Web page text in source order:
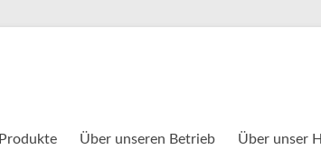
Produkte Über unseren Betrieb Über unser